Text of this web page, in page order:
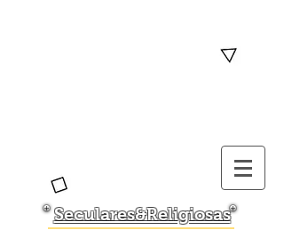
Seculares&Religiosas